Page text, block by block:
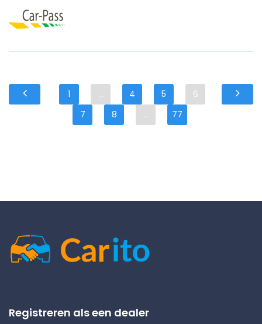
1 ... 4 5
6
7
8 ... 77
Registreren als een dealer